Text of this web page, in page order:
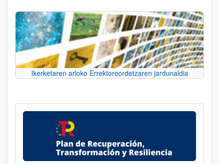
Ikerketaren arloko Errektoreordetzaren jardunaldia